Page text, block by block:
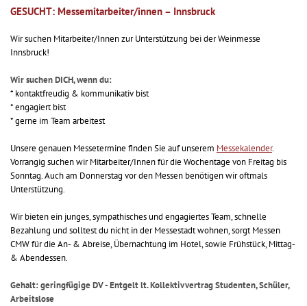
GESUCHT: Messemitarbeiter/innen – Innsbruck
Wir suchen Mitarbeiter/Innen zur Unterstützung bei der Weinmesse
Innsbruck!
Wir suchen DICH, wenn du:
* kontaktfreudig & kommunikativ bist
* engagiert bist
* gerne im Team arbeitest
Unsere genauen Messetermine finden Sie auf unserem Messekalender.
Vorrangig suchen wir Mitarbeiter/Innen für die Wochentage von Freitag bis
Sonntag. Auch am Donnerstag vor den Messen benötigen wir oftmals
Unterstützung.
Wir bieten ein junges, sympathisches und engagiertes Team, schnelle
Bezahlung und solltest du nicht in der Messestadt wohnen, sorgt Messen
CMW für die An- & Abreise, Übernachtung im Hotel, sowie Frühstück, Mittag-
& Abendessen.
Gehalt: geringfügige DV - Entgelt lt. Kollektivvertrag Studenten, Schüler,
Arbeitslose